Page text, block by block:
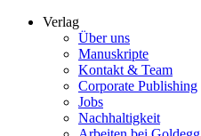
Verlag
Über uns
Manuskripte
Kontakt & Team
Corporate Publishing
Jobs
Nachhaltigkeit